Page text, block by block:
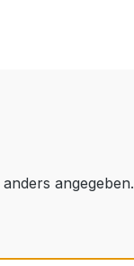
angegeben.